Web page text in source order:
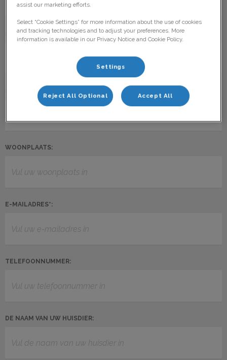
STRAAT EN HUISNUMMER:
POSTCODE*:
WOONPLAATS:
E-MAILADRES*:
TELEFOONNUMMER:
DE NAAM VAN UW HUISDIER:
assist our marketing efforts.
Select “Cookie Settings” for more information about the use of cookies
and tracking technologies and to adjust your preferences. More
information is available in our Privacy Notice and Cookie Policy.
Settings
Reject All Optional Accept All